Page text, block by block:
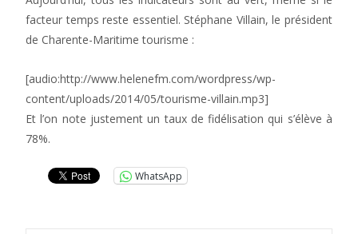
facteur temps reste essentiel. Stéphane Villain, le président
de Charente-Maritime tourisme :
[audio:http://www.helenefm.com/wordpress/wp-
content/uploads/2014/05/tourisme-villain.mp3]
Et l’on note justement un taux de fidélisation qui s’élève à
78%.
WhatsApp